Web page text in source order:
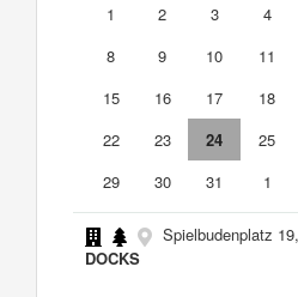
1
2 3 4
8
9 10 11
15
16 17 18
22
23 24 25
29
30 31 1
Spielbudenplatz
DOCKS